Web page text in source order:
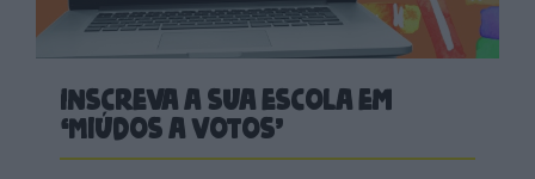
Inscreva a sua escola em
‘Miúdos a Votos’